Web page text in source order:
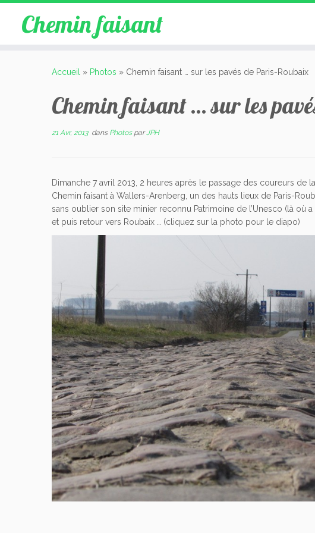
Chemin faisant
Accueil » Photos » Chemin faisant … sur les pavés de Paris-Roubaix
Chemin faisant … sur les
21 Avr, 2013dans Photos parJPH
Dimanche 7 avril 2013, 2 heures après le passage des coureurs de la
Chemin faisant à Wallers-Arenberg, un des hauts lieux de Paris-
sans oublier son site minier reconnu Patrimoine de l’Unesco (là où
et puis retour vers Roubaix … (cliquez sur la photo pour le diapo)